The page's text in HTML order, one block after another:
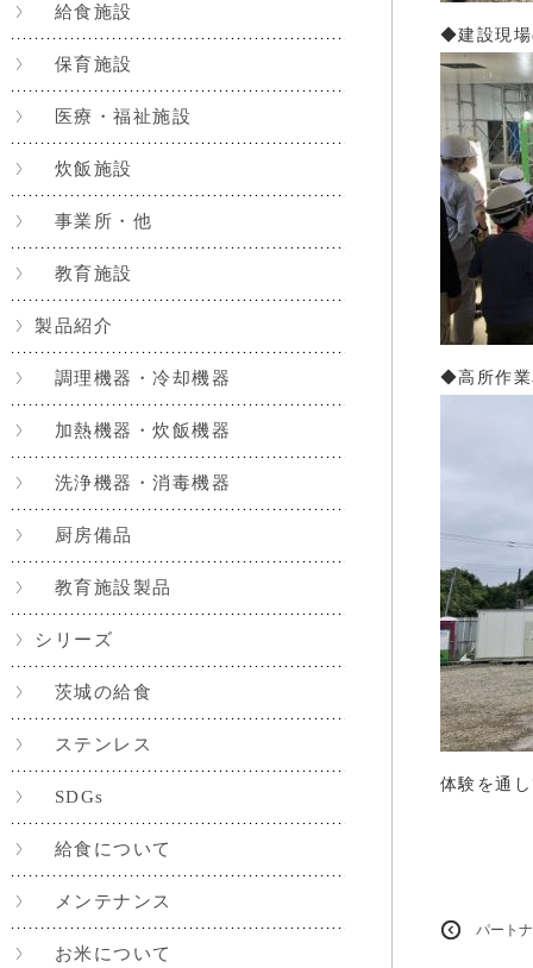
給食施設
保育施設
医療・福祉施設
炊飯施設
事業所・他
教育施設
製品紹介
調理機器・冷却機器
加熱機器・炊飯機器
洗浄機器・消毒機器
厨房備品
教育施設製品
シリーズ
茨城の給食
ステンレス
SDGs
給食について
メンテナンス
お米について
◆建設現場
◆高所作業
体験を通
パート